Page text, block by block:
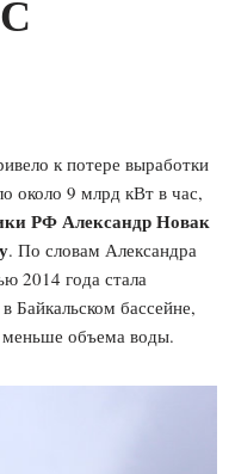
к потере выработки
около 9 млрд кВт в час,
РФ Александр Новак
. По словам Александра
2014 года стала
Байкальском бассейне,
меньше объема воды.